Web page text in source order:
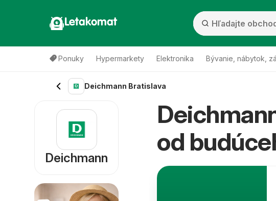
Letakomat
Ponuky Hypermarkety Elektronika Bývanie, nábytok,
Deichmann Bratislava
od
Deichmann